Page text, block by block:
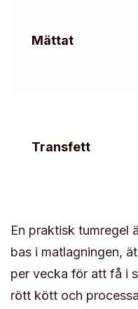
Mättat
Transfett
En praktisk tumregel
bas i matlagningen,
per vecka för att få i
rött kött och